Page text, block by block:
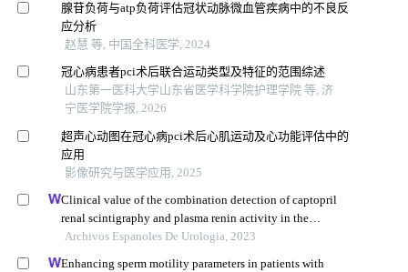
腺苷负荷与atp负荷评估冠状动脉微血管疾病中的不良反
应分析
赵慧 等, 中国全科医学, 2024
冠心病患者pci术后联合运动类型及特征的范围综述
山东第一医科大学山东省医学科学院护理学院 等, 济
宁医学院学报, 2026
超声心动图在冠心病pci术后心肌运动及心功能评估中的
应用
影像研究与医学应用, 2025
Clinical value of the combination detection of captopril
renal scintigraphy and plasma renin activity in the
diagnosis of renal hypertension
Archivos Espanoles De Urologia, 2023
Enhancing sperm motility parameters in patients with